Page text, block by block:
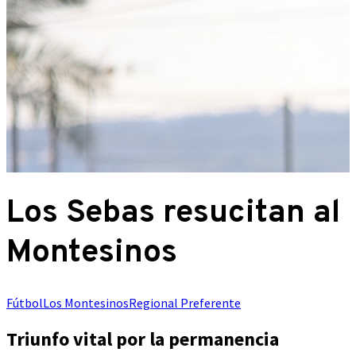
Los Sebas resucitan al
Montesinos
FútbolLos MontesinosRegional Preferente
Triunfo vital por la permanencia